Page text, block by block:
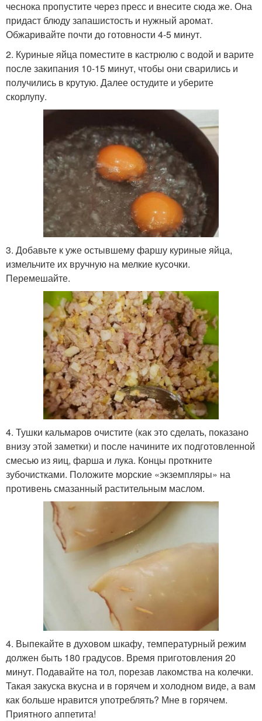
чеснока пропустите через пресс и внесите сюда же. Она
придаст блюду запашистость и нужный аромат.
Обжаривайте почти до готовности 4-5 минут.
2. Куриные яйца поместите в кастрюлю с водой и варите
после закипания 10-15 минут, чтобы они сварились и
получились в крутую. Далее остудите и уберите
скорлупу.
3. Добавьте к уже остывшему фаршу куриные яйца,
измельчите их вручную на мелкие кусочки.
Перемешайте.
4. Тушки кальмаров очистите (как это сделать, показано
внизу этой заметки) и после начините их подготовленной
смесью из яиц, фарша и лука. Концы проткните
зубочистками. Положите морские «экземпляры» на
противень смазанный растительным маслом.
4. Выпекайте в духовом шкафу, температурный режим
должен быть 180 градусов. Время приготовления 20
минут. Подавайте на тол, порезав лакомства на колечки.
Такая закуска вкусна и в горячем и холодном виде, а вам
как больше нравится употреблять? Мне в горячем.
Приятного аппетита!